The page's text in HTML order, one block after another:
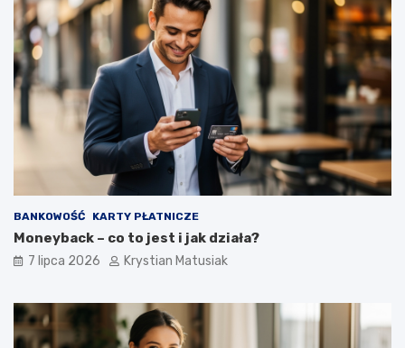
BANKOWOŚĆ KARTY PŁATNICZE
Moneyback – co to jest i jak działa?
7 lipca 2026 Krystian Matusiak